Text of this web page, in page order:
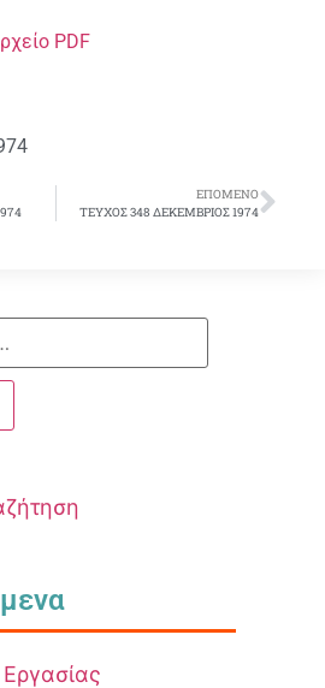
PDF
ΕΠΌΜΕΝΟ
ΤΕΥΧΟΣ 348 ΔΕΚΕΜΒΡΙΟΣ 1974